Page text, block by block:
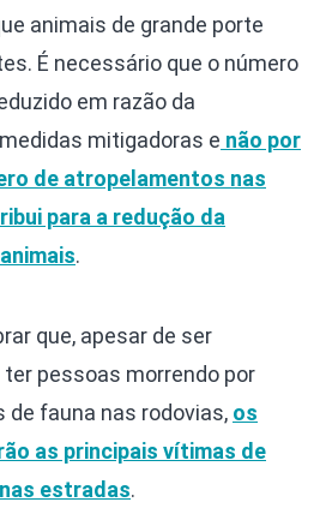
animais de grande porte
É necessário que o número
em razão da
mitigadoras e não por
de atropelamentos nas
para a redução da
.
que, apesar de ser
pessoas morrendo por
fauna nas rodovias, os
as principais vítimas de
estradas.